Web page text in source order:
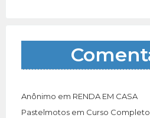
Anônimo em RENDA EM CASA
Pastelmotos em Curso